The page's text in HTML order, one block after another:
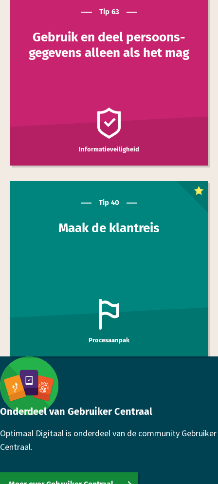
Tip 63
Gebruik en deel persoons­
gegevens alleen als het mag
Informatieveiligheid
Dit is een
Tip 40
Maak de klant­reis
Procesaanpak
Footer
Onderdeel van Gebruiker Centraal
Optimaal Digitaal is onderdeel van de community Gebruiker
Centraal.